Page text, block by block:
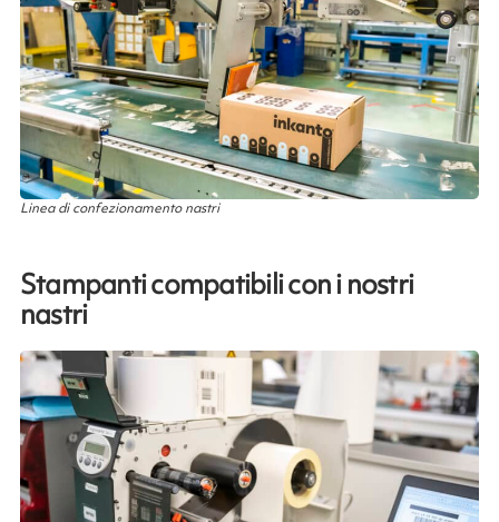
Linea di confezionamento nastri
Stampanti compatibili con i nostri
nastri